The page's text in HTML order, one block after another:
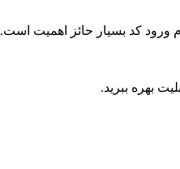
ورود کد بسیار حائز اهمیت است.
بهره ببرید.